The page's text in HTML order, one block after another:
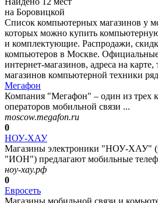
на Боровицкой
Список компьютерных магазинов у
которых можно купить
и комплектующие. Распродажи,
компьютеров в Москве.
интернет-магазинов, адреса на
магазинов компьютерной техники
Мегафон
Компания "Мегафон" – один из трех
операторов мобильной связи ...
moscow.megafon.ru
0
НОУ-ХАУ
Магазины электроники "НОУ-ХАУ"
"ИОН") предлагают мобильные
ноу-хау.рф
0
Евросеть